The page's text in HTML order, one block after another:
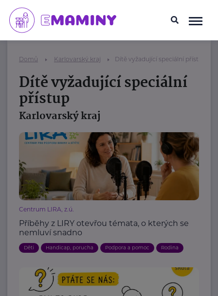
Domů Karlovarský kraj Dítě vyžadující speciální přístup
Dítě vyžadující speciální
přístup
Karlovarský kraj
Centrum LIRA, z.ú.
Příběhy z LIRY otevřou témata, o kterých se
nemluví snadno
Děti Handicap, porucha Podpora a pomoc Rodina